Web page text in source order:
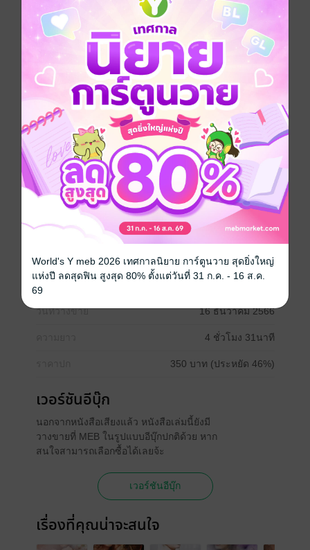
“เธอชอบ วริศา” เขายังคงย้ำชัด เพราะอยากได้ยินคำว่า
ชอบจากปากเธอ ชอบทุกสัมผัสของเขามากกว่าไอ้หน้าจืด
นั่น
“หวานไม่ชอบ หวานไม่ต้องการ...ปล่อยหวานนะ” แต่ละ
คำหลุดออกมาอย่างยากลำบากแต่วริศาก็พยายามพูด
พยายามบอก ไม่ใช่แค่เขา แต่เธอกำลังบอกตัวเอง เตือนสติ
ตัวเอง ไม่ให้หลงไปกับสัมผัสของผู้ชายที่เธอรัก แต่เขา
เกลียดเธอ
“แล้วถ้าฉันจูบตรงนี้ล่ะ”
เมื่อปากและปลายจมูกร้อนๆ ซุกไซ้ลงกลางหน้าอกอวบที่
แสนนุ่มหยุ่น หญิงสาวก็ส่ายหน้าจนเส้นผมปลิวกระจาย
ปลายนิ้วสอดเข้าใต้กลุ่มผมดำขลับ แล้วกดดึงเบาๆ อย่าง
ระบายความรู้สึกที่ก่อตัวขึ้นในร่างกายและหัวใจ
โรมานซ์
นักพากย์ monami
ประเภทไฟล์
วันที่วางขาย 16 ธันวาคม 2566
4 ชั่วโมง 31นาที
350 บาท (ประหยัด 46%)
เวอร์ชันอีบุ๊ก
นอกจากหนังสือเสียงแล้ว หนังสือเล่มนี้ยังมี
วางขายที่ MEB ในรูปแบบอีบุ๊กปกติด้วย หาก
สนใจสามารถเลือกซื้อได้เลยจ้ะ
เวอร์ชันอีบุ๊ก
เรื่องที่คุณน่าจะสนใจ
World's Y meb 2026 เทศกาลนิยาย การ์ตูนวาย สุดยิ่งใหญ่
แห่งปี ลดสุดฟิน สูงสุด 80% ตั้งแต่วันที่ 31 ก.ค. - 16 ส.ค.
69